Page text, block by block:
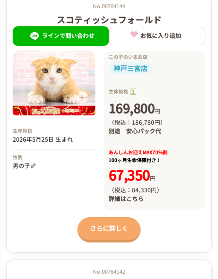
No.00764144
スコティッシュフォールド
ラインで問い合わせ お気に入り追加
生年月日
2026年5月25日 生まれ
性別
男の子♂
この子のいるお店
神戸三宮店
生体価格
169,800円
（税込：186,780円）
別途 安心パック代
あんしんお迎えMAX70%割
100ヶ月生命保障付き！
67,350円
（税込：84,330円）
詳細はこちら
さらに詳しく
No.00764142